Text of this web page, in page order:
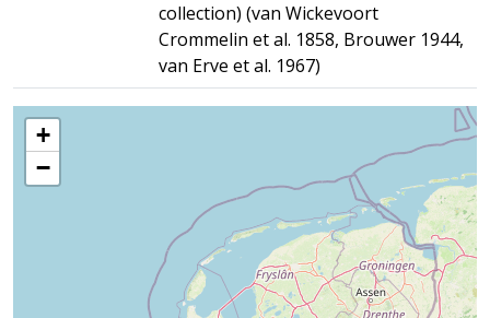
collection) (van Wickevoort
Crommelin et al. 1858, Brouwer 1944,
van Erve et al. 1967)
+
−